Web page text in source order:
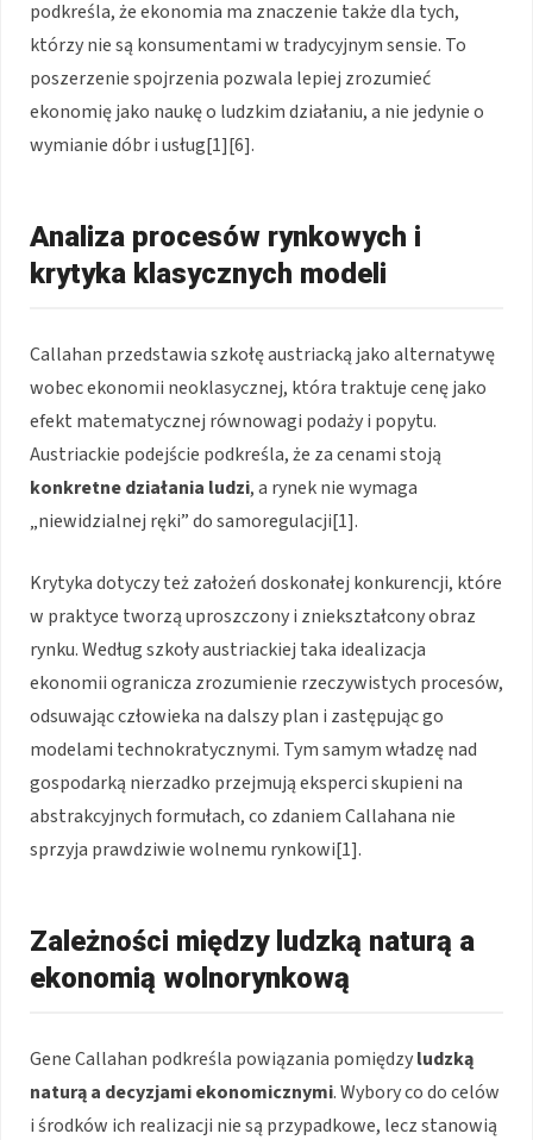
podkreśla, że ekonomia ma znaczenie także dla tych,
którzy nie są konsumentami w tradycyjnym sensie. To
poszerzenie spojrzenia pozwala lepiej zrozumieć
ekonomię jako naukę o ludzkim działaniu, a nie jedynie o
wymianie dóbr i usług[1][6].
Analiza procesów rynkowych i
krytyka klasycznych modeli
Callahan przedstawia szkołę austriacką jako alternatywę
wobec ekonomii neoklasycznej, która traktuje cenę jako
efekt matematycznej równowagi podaży i popytu.
Austriackie podejście podkreśla, że za cenami stoją
konkretne działania ludzi, a rynek nie wymaga
„niewidzialnej ręki” do samoregulacji[1].
Krytyka dotyczy też założeń doskonałej konkurencji, które
w praktyce tworzą uproszczony i zniekształcony obraz
rynku. Według szkoły austriackiej taka idealizacja
ekonomii ogranicza zrozumienie rzeczywistych procesów,
odsuwając człowieka na dalszy plan i zastępując go
modelami technokratycznymi. Tym samym władzę nad
gospodarką nierzadko przejmują eksperci skupieni na
abstrakcyjnych formułach, co zdaniem Callahana nie
sprzyja prawdziwie wolnemu rynkowi[1].
Zależności między ludzką naturą a
ekonomią wolnorynkową
Gene Callahan podkreśla powiązania pomiędzyludzką
naturą a decyzjami ekonomicznymi. Wybory co do celów
i środków ich realizacji nie są przypadkowe, lecz stanowią